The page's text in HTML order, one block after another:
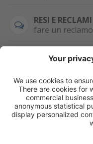
RESI E RECLAMI
fare un
SEMPRE
0471 506798
WHATSAPP
+39 376